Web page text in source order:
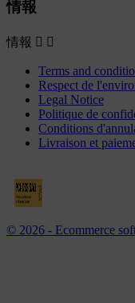
情報
情報  
Terms and
Respect de
Legal Notice
Politique de
Conditions
Livraison et
© 2026 - Ecommerce